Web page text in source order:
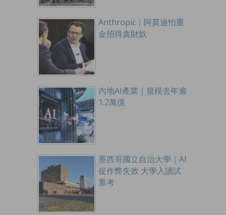
Anthropic｜阿莫迪怕重
金招得貪財奴
內地AI產業｜規模去年逾
1.2萬億
墨西哥國立自治大學｜AI
捉作弊失效 大學入讀試
重考